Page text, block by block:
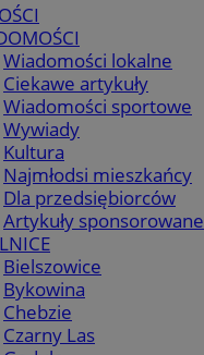
Wiadomości lokalne
Ciekawe artykuły
Wiadomości sportowe
Wywiady
Kultura
Najmłodsi mieszkańcy
Dla przedsiębiorców
Artykuły sponsorowane
Bielszowice
Bykowina
Chebzie
Czarny Las